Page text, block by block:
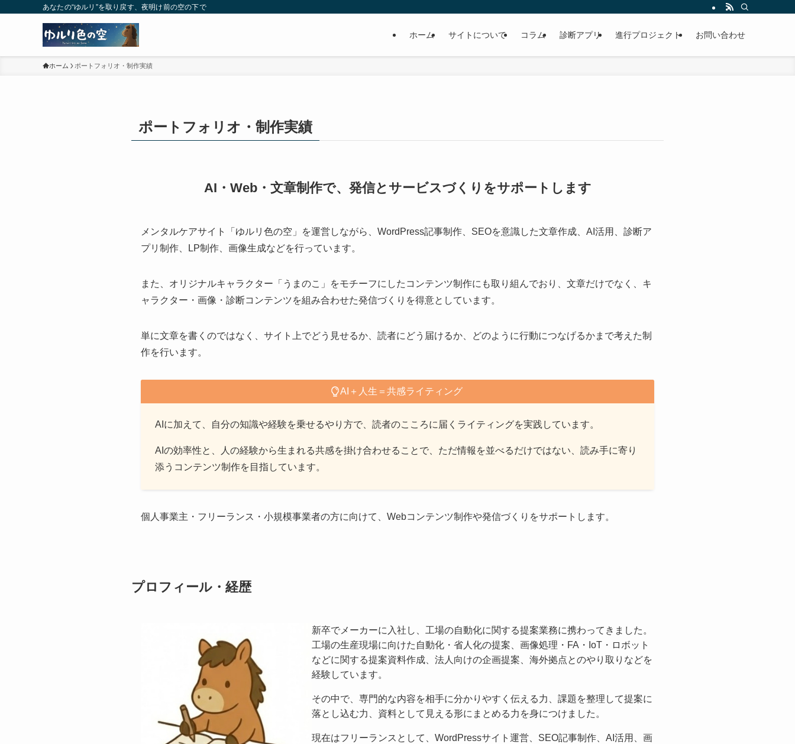
あなたの“ゆルリ”を取り戻す、夜明け前の空の下で
ホーム サイトについて コラム 診断アプリ 進行プロジェクト お問い合わせ
ホーム ポートフォリオ・制作実績
ポートフォリオ・制作実績
AI・Web・文章制作で、発信とサービスづくりをサポートします
メンタルケアサイト「ゆルリ色の空」を運営しながら、WordPress記事制作、SEOを意識した文章作成、AI活用、診断ア
プリ制作、LP制作、画像生成などを行っています。
また、オリジナルキャラクター「うまのこ」をモチーフにしたコンテンツ制作にも取り組んでおり、文章だけでなく、キ
ャラクター・画像・診断コンテンツを組み合わせた発信づくりを得意としています。
単に文章を書くのではなく、サイト上でどう見せるか、読者にどう届けるか、どのように行動につなげるかまで考えた制
作を行います。
AI＋人生＝共感ライティング
AIに加えて、自分の知識や経験を乗せるやり方で、読者のこころに届くライティングを実践しています。
AIの効率性と、人の経験から生まれる共感を掛け合わせることで、ただ情報を並べるだけではない、読み手に寄り
添うコンテンツ制作を目指しています。
個人事業主・フリーランス・小規模事業者の方に向けて、Webコンテンツ制作や発信づくりをサポートします。
プロフィール・経歴
新卒でメーカーに入社し、工場の自動化に関する提案業務に携わってきました。
工場の生産現場に向けた自動化・省人化の提案、画像処理・FA・IoT・ロボット
などに関する提案資料作成、法人向けの企画提案、海外拠点とのやり取りなどを
経験しています。
その中で、専門的な内容を相手に分かりやすく伝える力、課題を整理して提案に
落とし込む力、資料として見える形にまとめる力を身につけました。
現在はフリーランスとして、WordPressサイト運営、SEO記事制作、AI活用、画